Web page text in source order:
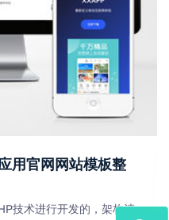
用官网网站模板整
技术进行开发的，架构清